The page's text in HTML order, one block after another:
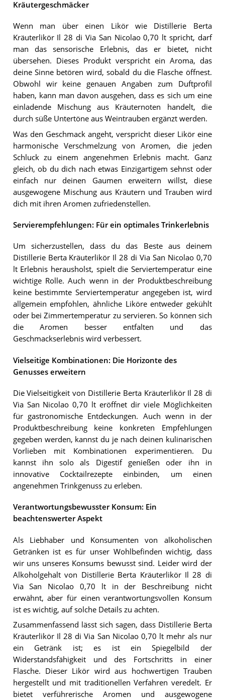
Kräutergeschmäcker
Wenn man über einen Likör wie Distillerie Berta
Kräuterlikör Il 28 di Via San Nicolao 0,70 lt spricht, darf
man das sensorische Erlebnis, das er bietet, nicht
übersehen. Dieses Produkt verspricht ein Aroma, das
deine Sinne betören wird, sobald du die Flasche öffnest.
Obwohl wir keine genauen Angaben zum Duftprofil
haben, kann man davon ausgehen, dass es sich um eine
einladende Mischung aus Kräuternoten handelt, die
durch süße Untertöne aus Weintrauben ergänzt werden.
Was den Geschmack angeht, verspricht dieser Likör eine
harmonische Verschmelzung von Aromen, die jeden
Schluck zu einem angenehmen Erlebnis macht. Ganz
gleich, ob du dich nach etwas Einzigartigem sehnst oder
einfach nur deinen Gaumen erweitern willst, diese
ausgewogene Mischung aus Kräutern und Trauben wird
dich mit ihren Aromen zufriedenstellen.
Servierempfehlungen: Für ein optimales Trinkerlebnis
Um sicherzustellen, dass du das Beste aus deinem
Distillerie Berta Kräuterlikör Il 28 di Via San Nicolao 0,70
lt Erlebnis herausholst, spielt die Serviertemperatur eine
wichtige Rolle. Auch wenn in der Produktbeschreibung
keine bestimmte Serviertemperatur angegeben ist, wird
allgemein empfohlen, ähnliche Liköre entweder gekühlt
oder bei Zimmertemperatur zu servieren. So können sich
die Aromen besser entfalten und das
Geschmackserlebnis wird verbessert.
Vielseitige Kombinationen: Die Horizonte des
Genusses erweitern
Die Vielseitigkeit von Distillerie Berta Kräuterlikör Il 28 di
Via San Nicolao 0,70 lt eröffnet dir viele Möglichkeiten
für gastronomische Entdeckungen. Auch wenn in der
Produktbeschreibung keine konkreten Empfehlungen
gegeben werden, kannst du je nach deinen kulinarischen
Vorlieben mit Kombinationen experimentieren. Du
kannst ihn solo als Digestif genießen oder ihn in
innovative Cocktailrezepte einbinden, um einen
angenehmen Trinkgenuss zu erleben.
Verantwortungsbewusster Konsum: Ein
beachtenswerter Aspekt
Als Liebhaber und Konsumenten von alkoholischen
Getränken ist es für unser Wohlbefinden wichtig, dass
wir uns unseres Konsums bewusst sind. Leider wird der
Alkoholgehalt von Distillerie Berta Kräuterlikör Il 28 di
Via San Nicolao 0,70 lt in der Beschreibung nicht
erwähnt, aber für einen verantwortungsvollen Konsum
ist es wichtig, auf solche Details zu achten.
Zusammenfassend lässt sich sagen, dass Distillerie Berta
Kräuterlikör Il 28 di Via San Nicolao 0,70 lt mehr als nur
ein Getränk ist; es ist ein Spiegelbild der
Widerstandsfähigkeit und des Fortschritts in einer
Flasche. Dieser Likör wird aus hochwertigen Trauben
hergestellt und mit traditionellen Verfahren veredelt. Er
bietet verführerische Aromen und ausgewogene